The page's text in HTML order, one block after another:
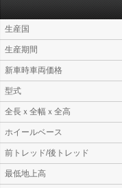
生産国
生産期間
新車時車両価格
型式
全長ｘ全幅ｘ全高
ホイールベース
前トレッド/後トレッド
最低地上高